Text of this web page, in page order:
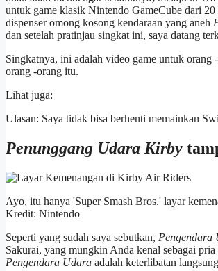
untuk game klasik Nintendo GameCube dari
dispenser omong kosong kendaraan yang aneh
dan setelah pratinjau singkat ini, saya datang
Singkatnya, ini adalah video game untuk orang
orang -orang itu.
Lihat juga:
Ulasan: Saya tidak bisa berhenti memainkan
Penunggang Udara Kirby
Ayo, itu hanya 'Super Smash Bros.' layar
Kredit: Nintendo
Seperti yang sudah saya sebutkan, Pengendara
Sakurai, yang mungkin Anda kenal sebagai
Pengendara Udara adalah keterlibatan